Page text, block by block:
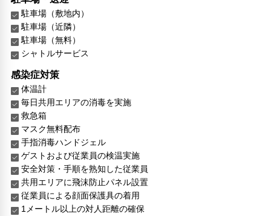
駐車場（敷地内）
駐車場（近隣）
駐車場（無料）
シャトルサービス
感染症対策
体温計
毎日共用エリアの消毒を実施
救急箱
マスク無料配布
手指消毒ハンドジェル
ゲストおよび従業員の検温実施
安全対策・手順を熟知した従業員
共用エリアに飛沫防止パネル設置
従業員による顔面保護具の着用
1メートル以上の対人距離の確保